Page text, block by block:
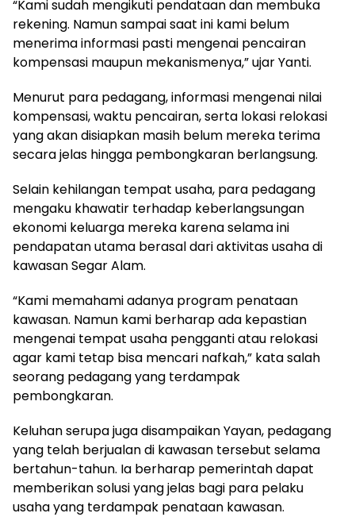
“Kami sudah mengikuti pendataan dan membuka
rekening. Namun sampai saat ini kami belum
menerima informasi pasti mengenai pencairan
kompensasi maupun mekanismenya,” ujar Yanti.
Menurut para pedagang, informasi mengenai nilai
kompensasi, waktu pencairan, serta lokasi relokasi
yang akan disiapkan masih belum mereka terima
secara jelas hingga pembongkaran berlangsung.
Selain kehilangan tempat usaha, para pedagang
mengaku khawatir terhadap keberlangsungan
ekonomi keluarga mereka karena selama ini
pendapatan utama berasal dari aktivitas usaha di
kawasan Segar Alam.
“Kami memahami adanya program penataan
kawasan. Namun kami berharap ada kepastian
mengenai tempat usaha pengganti atau relokasi
agar kami tetap bisa mencari nafkah,” kata salah
seorang pedagang yang terdampak
pembongkaran.
Keluhan serupa juga disampaikan Yayan, pedagang
yang telah berjualan di kawasan tersebut selama
bertahun-tahun. Ia berharap pemerintah dapat
memberikan solusi yang jelas bagi para pelaku
usaha yang terdampak penataan kawasan.